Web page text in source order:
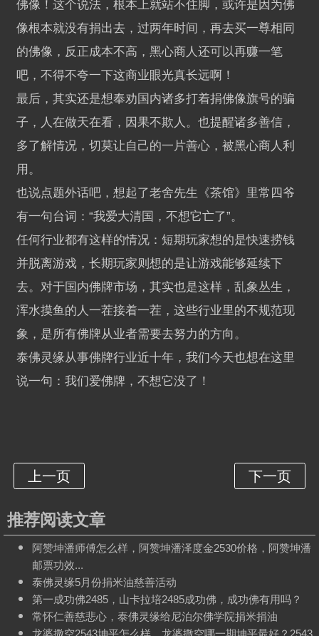
佛像！这个说法，根本上就站不住脚，或许是因为佛
像根本就没有捐出去，过两年时间，再去买一尊相同
的佛像，反正成本不高，黑心商人还可以再赚一笔
吧，不得不夸一下这商业眼光真长远啊！
最后，其实还是想奉劝国内诸多打着捐佛像旗号的骗
子，人在做天在看，因果不欺人。也提醒诸多善信，
多了解情况，切莫让自己的一片善心，被黑心商人利
用。
也说点题外话吧，想起了老舍先生《茶馆》里常四爷
有一句台词：“我爱大清国，不想它亡了”。
任何行业都有这样的情况：短期玩家想的是快速捞钱
并脱离游戏，长期玩家则想的是让游戏能够延续下
去。对于国内佛牌市场，其实也是这样，乱象丛生，
浑水摸鱼的人一茬接着一茬，这些行业里的不规范现
象，是所有佛牌从业者需要去努力的方向。
泰佛灵缘从事佛牌行业近十年，我们今天也想在这里
说一句：我们爱佛牌，不想它没了！
推荐阅读文章
阿赞坤潘师傅怎么样，阿赞坤潘泽度金2530价格，阿赞坤潘
邮票功效...
泰佛灵缘5月份捐米油慈善活动
第一成功佛2485，山卡拉培2485成功佛，成功佛有用吗？
常怀仁善慈悲心，泰佛灵缘给尼泊尔佛学院捐米捐油